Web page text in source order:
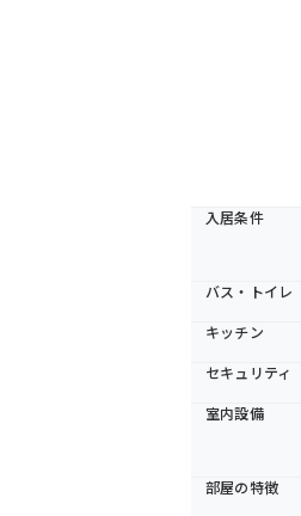
入居条件
バス・トイレ
キッチン
セキュリティ
室内設備
部屋の特徴